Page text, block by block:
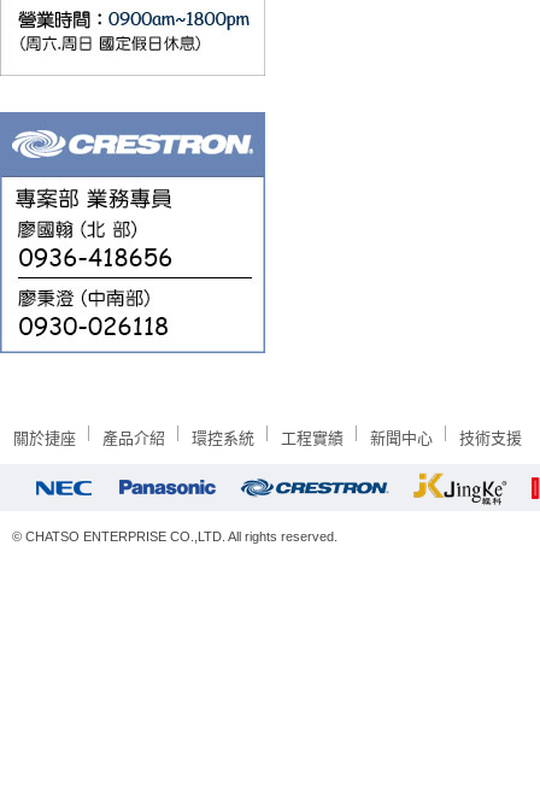
關於捷座 產品介紹 環控系統 工程實績 新聞中心 技術支援
© CHATSO ENTERPRISE CO.,LTD. All rights reserved.